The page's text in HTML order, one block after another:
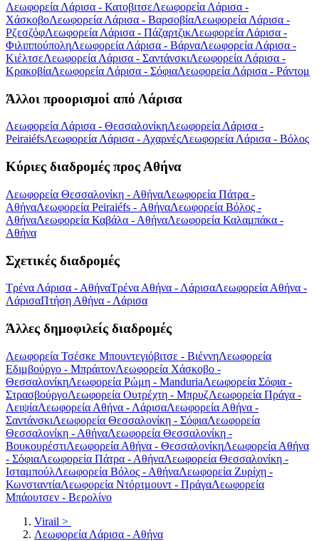
Λεωφορεία Λάρισα - ΚατοβιτσεΛεωφορεία Λάρισα -
ΧάσκοβοΛεωφορεία Λάρισα - ΒαρσοβίαΛεωφορεία Λάρισα -
ΡζεσζόφΛεωφορεία Λάρισα - ΠάζαρτζικΛεωφορεία Λάρισα -
ΦιλιππούποληΛεωφορεία Λάρισα - ΒάρναΛεωφορεία Λάρισα -
ΚιέλτσεΛεωφορεία Λάρισα - ΣαντάνσκιΛεωφορεία Λάρισα -
ΚρακοβίαΛεωφορεία Λάρισα - ΣόφιαΛεωφορεία Λάρισα - Ράντομ
Άλλοι προορισμοί από Λάρισα
Λεωφορεία Λάρισα - ΘεσσαλονίκηΛεωφορεία Λάρισα -
PeiraiéfsΛεωφορεία Λάρισα - ΑχαρνέςΛεωφορεία Λάρισα - Βόλος
Κύριες διαδρομές προς Αθήνα
Λεωφορεία Θεσσαλονίκη - ΑθήναΛεωφορεία Πάτρα -
ΑθήναΛεωφορεία Peiraiéfs - ΑθήναΛεωφορεία Βόλος -
ΑθήναΛεωφορεία Καβάλα - ΑθήναΛεωφορεία Καλαμπάκα -
Αθήνα
Σχετικές διαδρομές
Τρένα Λάρισα - ΑθήναΤρένα Αθήνα - ΛάρισαΛεωφορεία Αθήνα -
ΛάρισαΠτήση Αθήνα - Λάρισα
Άλλες δημοφιλείς διαδρομές
Λεωφορεία Τσέσκε Μπουντεγιόβιτσε - ΒιέννηΛεωφορεία
Εδιμβούργο - ΜπράιτονΛεωφορεία Χάσκοβο -
ΘεσσαλονίκηΛεωφορεία Ρώμη - ManduriaΛεωφορεία Σόφια -
ΣτρασβούργοΛεωφορεία Ουτρέχτη - ΜπρυζΛεωφορεία Πράγα -
ΛειψίαΛεωφορεία Αθήνα - ΛάρισαΛεωφορεία Αθήνα -
ΣαντάνσκιΛεωφορεία Θεσσαλονίκη - ΣόφιαΛεωφορεία
Θεσσαλονίκη - ΑθήναΛεωφορεία Θεσσαλονίκη -
ΒουκουρέστιΛεωφορεία Αθήνα - ΘεσσαλονίκηΛεωφορεία Αθήνα
- ΣόφιαΛεωφορεία Πάτρα - ΑθήναΛεωφορεία Θεσσαλονίκη -
ΙσταμπούλΛεωφορεία Βόλος - ΑθήναΛεωφορεία Ζυρίχη -
ΚωνσταντίαΛεωφορεία Ντόρτμουντ - ΠράγαΛεωφορεία
Μπάουτσεν - Βερολίνο
Virail >
Λεωφορεία Λάρισα - Αθήνα